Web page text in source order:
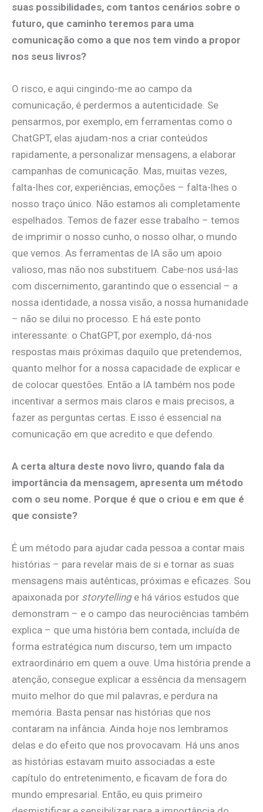
suas possibilidades, com tantos cenários sobre o
futuro, que caminho teremos para uma
comunicação como a que nos tem vindo a propor
nos seus livros?
O risco, e aqui cingindo-me ao campo da
comunicação, é perdermos a autenticidade. Se
pensarmos, por exemplo, em ferramentas como o
ChatGPT, elas ajudam-nos a criar conteúdos
rapidamente, a personalizar mensagens, a elaborar
campanhas de comunicação. Mas, muitas vezes,
falta-lhes cor, experiências, emoções – falta-lhes o
nosso traço único. Não estamos ali completamente
espelhados. Temos de fazer esse trabalho – temos
de imprimir o nosso cunho, o nosso olhar, o mundo
que vemos. As ferramentas de IA são um apoio
valioso, mas não nos substituem. Cabe-nos usá-las
com discernimento, garantindo que o essencial – a
nossa identidade, a nossa visão, a nossa humanidade
– não se dilui no processo. E há este ponto
interessante: o ChatGPT, por exemplo, dá-nos
respostas mais próximas daquilo que pretendemos,
quanto melhor for a nossa capacidade de explicar e
de colocar questões. Então a IA também nos pode
incentivar a sermos mais claros e mais precisos, a
fazer as perguntas certas. E isso é essencial na
comunicação em que acredito e que defendo.
A certa altura deste novo livro, quando fala da
importância da mensagem, apresenta um método
com o seu nome. Porque é que o criou e em que é
que consiste?
É um método para ajudar cada pessoa a contar mais
histórias – para revelar mais de si e tornar as suas
mensagens mais autênticas, próximas e eficazes. Sou
apaixonada por storytelling e há vários estudos que
demonstram – e o campo das neurociências também
explica – que uma história bem contada, incluída de
forma estratégica num discurso, tem um impacto
extraordinário em quem a ouve. Uma história prende a
atenção, consegue explicar a essência da mensagem
muito melhor do que mil palavras, e perdura na
memória. Basta pensar nas histórias que nos
contaram na infância. Ainda hoje nos lembramos
delas e do efeito que nos provocavam. Há uns anos
as histórias estavam muito associadas a este
capítulo do entretenimento, e ficavam de fora do
mundo empresarial. Então, eu quis primeiro